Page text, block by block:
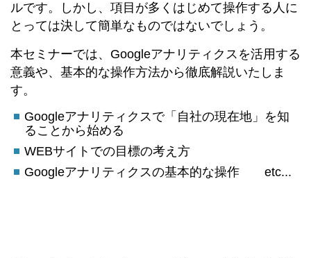
ルです。しかし、項目が多くはじめて操作する人に
とっては決して簡単なものではないでしょう。
本セミナーでは、Googleアナリティクスを活用する
意義や、基本的な操作方法から徹底解説いたしま
す。
Googleアナリティクスで「自社の現在地」を知
ることから始める
WEBサイトでの目標の考え方
Googleアナリティクスの基本的な操作 etc...